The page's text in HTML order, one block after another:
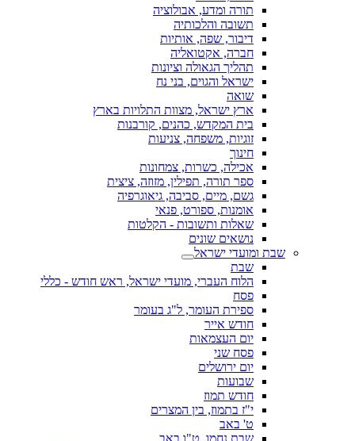
תורה ומדע, אבולוציה
תשובה והלכותיה
דיבור, שפה, אותיות
חברה, אקטואליה
תהליך הגאולה וציונות
ישראל והגוים, בני נח
שואה
ארץ ישראל, מצוות התלויות בארץ
בית המקדש, כהנים, קורבנות
זוגיות, משפחה, צניעות
חינוך
אכילה, כשרות, צמחונות
ספר תורה, תפילין, מזוזה, ציצית
גשם, מיים, סביבה, גיאוגרפיה
אומנות, ספורט, פנאי
שאלות ותשובות - הקלטות
נושאים שונים
שבת ומועדי ישראל
שבת
הלוח העברי, מועדי ישראל, ראש חודש - כללי
פסח
ספירת העומר, ל"ג בעומר
חודש אייר
יום העצמאות
פסח שני
יום ירושלים
שבועות
חודש תמוז
י"ז בתמוז, בין המצרים
ט' באב
שבת נחמו, ט"ו באב